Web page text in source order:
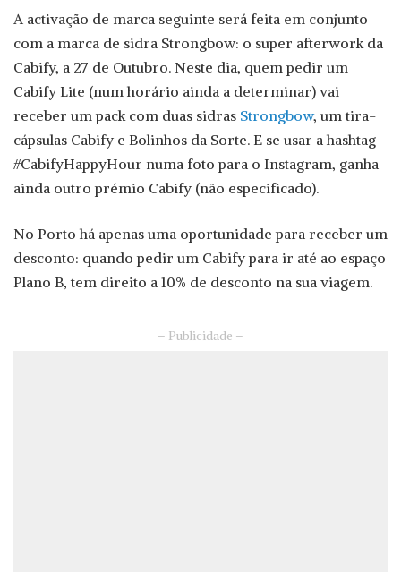
A activação de marca seguinte será feita em conjunto
com a marca de sidra Strongbow: o super afterwork da
Cabify, a 27 de Outubro. Neste dia, quem pedir um
Cabify Lite (num horário ainda a determinar) vai
receber um pack com duas sidras Strongbow, um tira-
cápsulas Cabify e Bolinhos da Sorte. E se usar a hashtag
#CabifyHappyHour numa foto para o Instagram, ganha
ainda outro prémio Cabify (não especificado).
No Porto há apenas uma oportunidade para receber um
desconto: quando pedir um Cabify para ir até ao espaço
Plano B, tem direito a 10% de desconto na sua viagem.
– Publicidade –